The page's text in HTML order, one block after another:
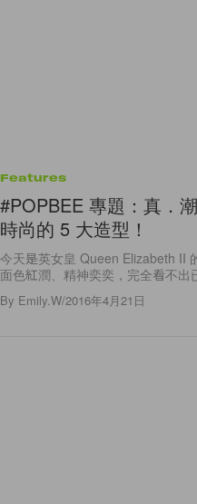
Features
#POPBEE 專題：真．
時尚的 5 大造型！
今天是英女皇 Queen Elizabeth II
面色紅潤、精神奕奕，完全看不出
By Emily.W/2016年4月21日